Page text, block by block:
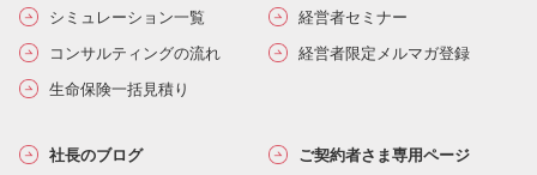
シミュレーション一覧
経営者セミナー
コンサルティングの流れ
経営者限定メルマガ登録
生命保険一括見積り
社長のブログ
ご契約者さま専用ページ